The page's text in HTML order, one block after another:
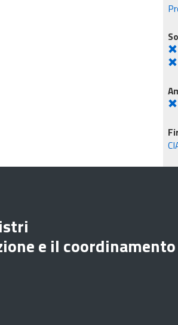
e il coordinamento